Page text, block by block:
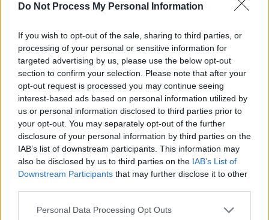
Do Not Process My Personal Information
If you wish to opt-out of the sale, sharing to third parties, or
processing of your personal or sensitive information for
targeted advertising by us, please use the below opt-out
section to confirm your selection. Please note that after your
opt-out request is processed you may continue seeing
interest-based ads based on personal information utilized by
us or personal information disclosed to third parties prior to
your opt-out. You may separately opt-out of the further
disclosure of your personal information by third parties on the
IAB’s list of downstream participants. This information may
also be disclosed by us to third parties on the IAB’s List of
Downstream Participants that may further disclose it to other
Personal Data Processing Opt Outs
UDMR
Forța Dreptei (L. Orban)
PNȚMM
REPER
SENS
SOS (Șoșoacă)
POT (Gavrilă)
PACE (Peia)
Acțiunea Conservatoare (Târziu)
PDF (Lazarus)
PUSL (D. Voiculescu)